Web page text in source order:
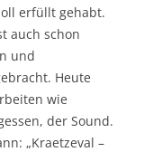
erfüllt gehabt.
auch schon
und
Heute
wie
der Sound.
„Kraetzeval –